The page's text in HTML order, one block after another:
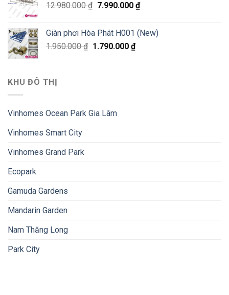
12.980.000₫ 7.990.000 ₫
Giàn phơi Hòa Phát H001 (New)
1.950.000₫ 1.790.000 ₫
KHU ĐÔ THỊ
Vinhomes Ocean Park Gia Lâm
Vinhomes Smart City
Vinhomes Grand Park
Ecopark
Gamuda Gardens
Mandarin Garden
Nam Thăng Long
Park City